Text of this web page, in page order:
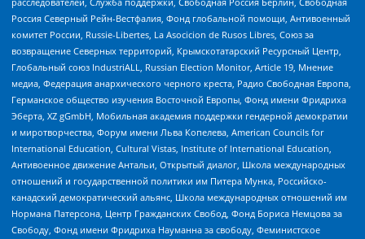
Россия Северный Рейн-Вестфалия, Фонд глобальной помощи, Антивоенный
комитет России, Russie-Libertes, La Asocicion de Rusos Libres, Союз за
возвращение Северных территорий, Крымскотатарский Ресурсный Центр,
Глобальный союз IndustriALL, Russian Election Monitor, Article 19, Мнение
медиа, Федерация анархического черного креста, Радио Свободная Европа,
Германское общество изучения Восточной Европы, Фонд имени Фридриха
Эберта, XZ gGmbH, Мобильная академия поддержки гендерной демократии
и миротворчества, Форум имени Льва Копелева, American Councils for
International Education, Cultural Vistas, Institute of International Education,
Антивоенное движение Антальи, Открытый диалог, Школа международных
отношений и государственной политики им Питера Мунка, Российско-
канадский демократический альянс, Школа международных отношений им
Нормана Патерсона, Центр Гражданских Свобод, Фонд Бориса Немцова за
Свободу, Фонд имени Фридриха Науманна за свободу, Феминистское